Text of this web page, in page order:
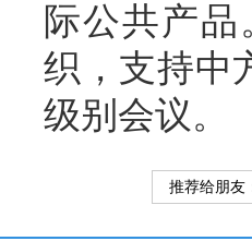
际公共产
织，支持中
级别会议。
推荐给朋友